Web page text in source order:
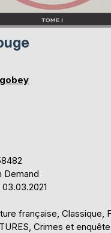
Demand
française, Classique,
Crimes et